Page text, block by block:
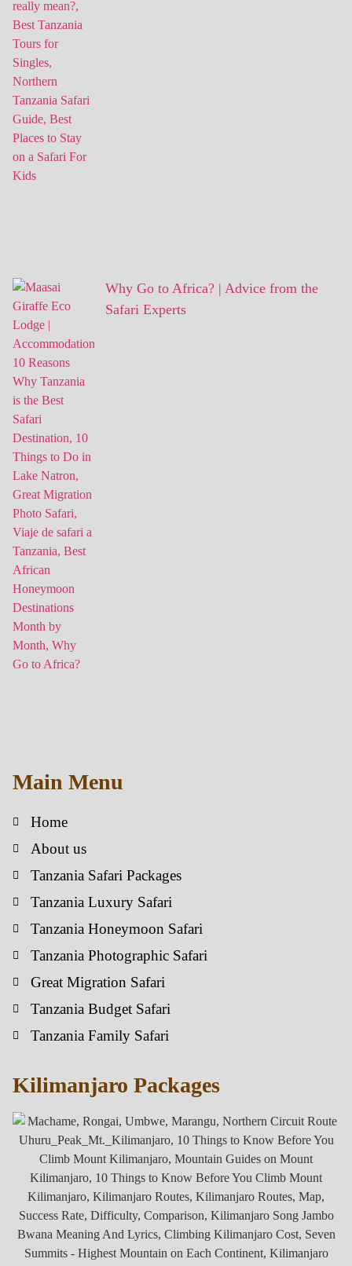
Why Go to Africa? | Advice from the
Safari Experts
Main Menu
Home
About us
Tanzania Safari Packages
Tanzania Luxury Safari
Tanzania Honeymoon Safari
Tanzania Photographic Safari
Great Migration Safari
Tanzania Budget Safari
Tanzania Family Safari
Kilimanjaro Packages